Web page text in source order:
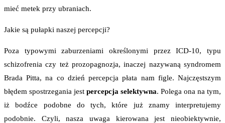
mieć metek przy ubraniach.
Jakie są pułapki naszej percepcji?
Poza typowymi zaburzeniami określonymi przez ICD-10, typu
schizofrenia czy też prozopagnozja, inaczej nazywaną syndromem
Brada Pitta, na co dzień percepcja płata nam figle. Najczęstszym
błędem spostrzegania jest percepcja selektywna. Polega ona na tym,
iż bodźce podobne do tych, które już znamy interpretujemy
podobnie. Czyli, nasza uwaga kierowana jest nieobiektywnie,